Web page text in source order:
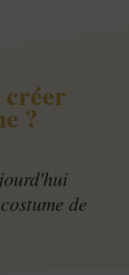
créer
?
de